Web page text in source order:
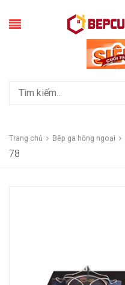
Trang chủ Bếp ga hồng ngoại
78